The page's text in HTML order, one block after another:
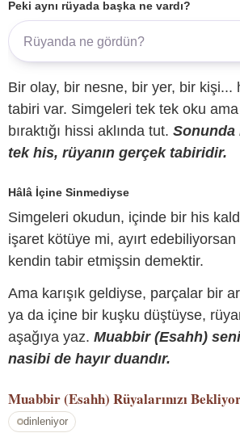
Peki aynı rüyada başka ne vardı?
Bir olay, bir nesne, bir yer, bir kişi...
tabiri var. Simgeleri tek tek oku
bıraktığı hissi aklında tut. Sonunda
tek his, rüyanın gerçek tabiridir.
Hâlâ İçine Sinmediyse
Simgeleri okudun, içinde bir his
işaret kötüye mi, ayırt edebiliyorsan
kendin tabir etmişsin demektir.
Ama karışık geldiyse, parçalar bir
ya da içine bir kuşku düştüyse,
aşağıya yaz. Muabbir (Esahh)
nasibi de hayır duandır.
Muabbir (Esahh) Rüyalarınızı
dinleniyor